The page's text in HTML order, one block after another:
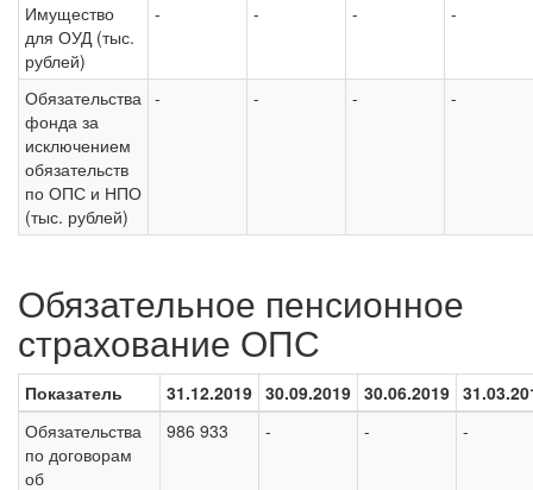
Имущество
для ОУД (тыс.
рублей)
- - - -
Обязательства
фонда за
исключением
обязательств
по ОПС и НПО
(тыс. рублей)
- - - -
Обязательное пенсионное
страхование ОПС
Показатель 31.12.2019 30.09.2019 30.06.2019
Обязательства
по договорам
об
986 933 - - -